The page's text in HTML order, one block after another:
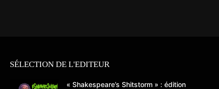
SÉLECTION DE L'EDITEUR
« Shakespeare’s Shitstorm » : édition